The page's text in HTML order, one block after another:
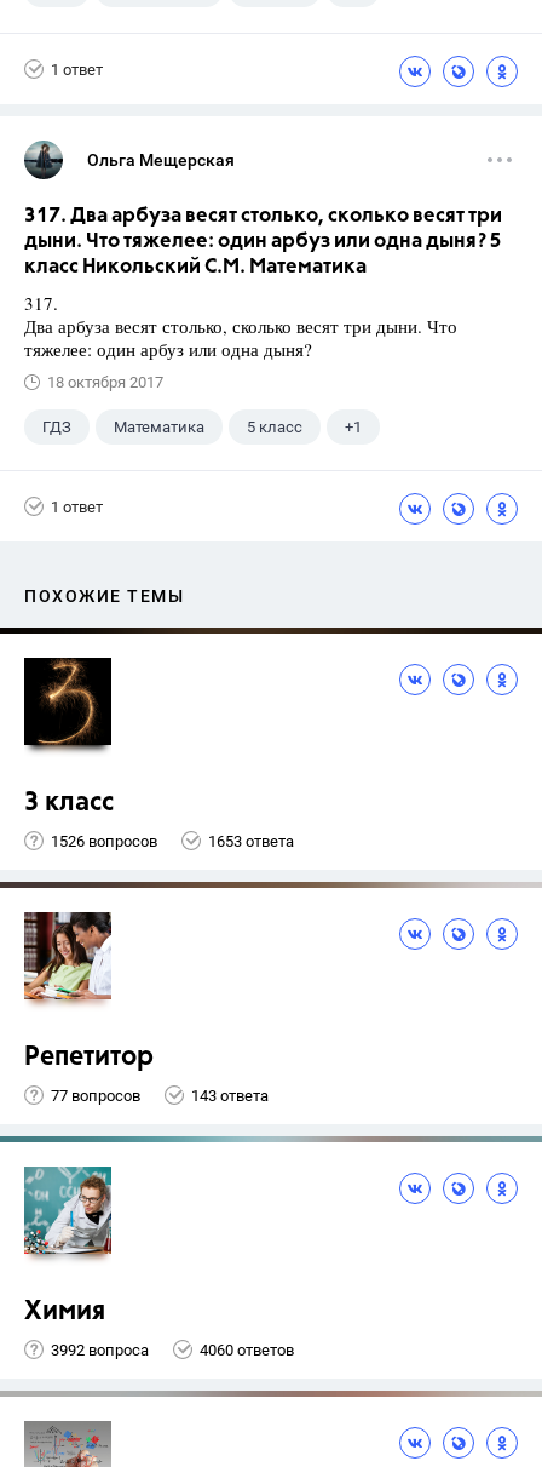
1 ответ
Ольга Мещерская
317. Два арбуза весят столько, сколько весят три
дыни. Что тяжелее: один арбуз или одна дыня? 5
класс Никольский С.М. Математика
317.
Два арбуза весят столько, сколько весят три дыни. Что
тяжелее: один арбуз или одна дыня?
18 октября 2017
ГДЗ Математика 5 класс +1
1 ответ
ПОХОЖИЕ ТЕМЫ
3 класс
1526 вопросов 1653 ответа
Репетитор
77 вопросов 143 ответа
Химия
3992 вопроса 4060 ответов